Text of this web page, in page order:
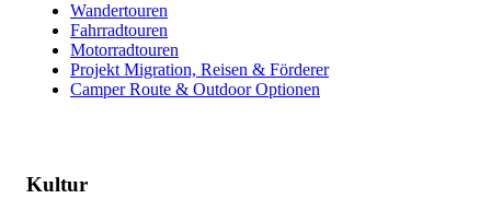
Wandertouren
Fahrradtouren
Motorradtouren
Projekt Migration, Reisen & Förderer
Camper Route & Outdoor Optionen
Kultur